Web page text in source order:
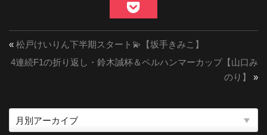
« 松戸けいりん下半期スタート💫【坂手きみこ】
4連続F1の折り返し・鈴木誠杯＆ベルハンマーカップ【山口み
のり】
»